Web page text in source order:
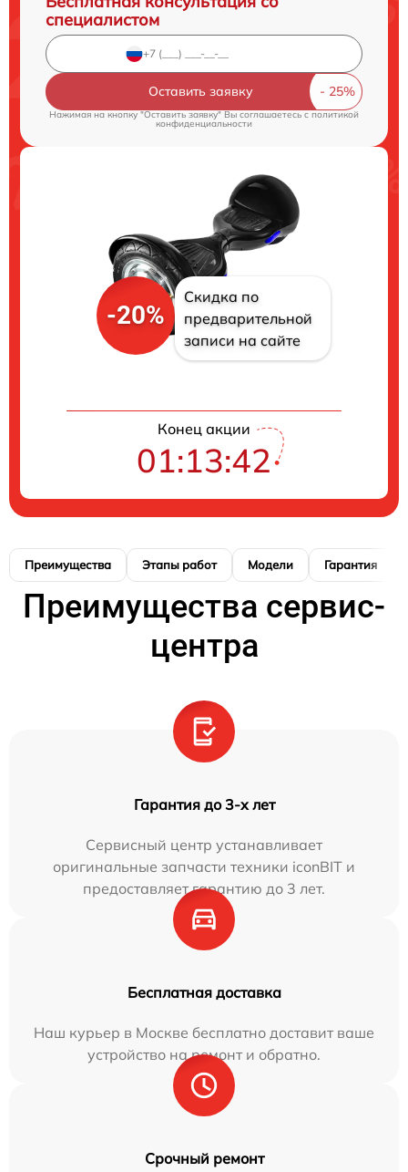
специалистом
Оставить заявку
Нажимая на кнопку "Оставить заявку" Вы соглашаетесь cполитикой
конфиденциальности
-20%
Скидка по
предварительной
записи на сайте
Конец акции
01:13:42
Преимущества Этапы работ Модели Гарантия
Преимущества сервис-
центра
Гарантия до 3-х лет
Сервисный центр устанавливает
оригинальные запчасти техники iconBIT и
предоставляет гарантию до 3 лет.
Бесплатная доставка
Наш курьер в Москве бесплатно доставит ваше
устройство на ремонт и обратно.
Срочный ремонт